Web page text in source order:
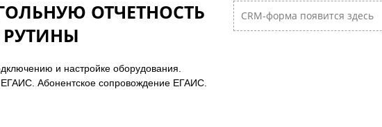
ОТЧЕТНОСТЬ
РУТИНЫ
и настройке оборудования.
Абонентское сопровождение ЕГАИС.
CRM-форма появится здесь